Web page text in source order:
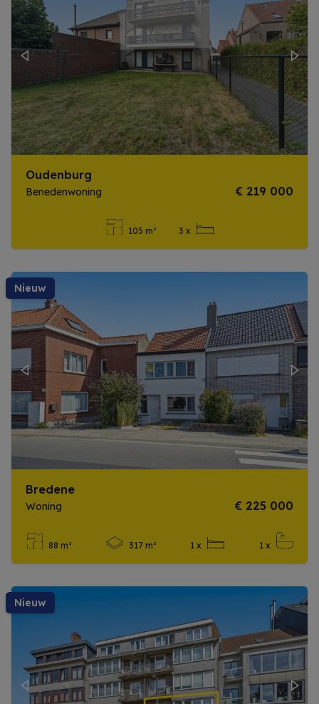
Previous Next
Oudenburg
Benedenwoning € 219 000
105 m² 3 x
nieuw
Previous Next
Bredene
Woning € 225 000
88 m² 317 m² 1 x 1 x
nieuw
Previous Next